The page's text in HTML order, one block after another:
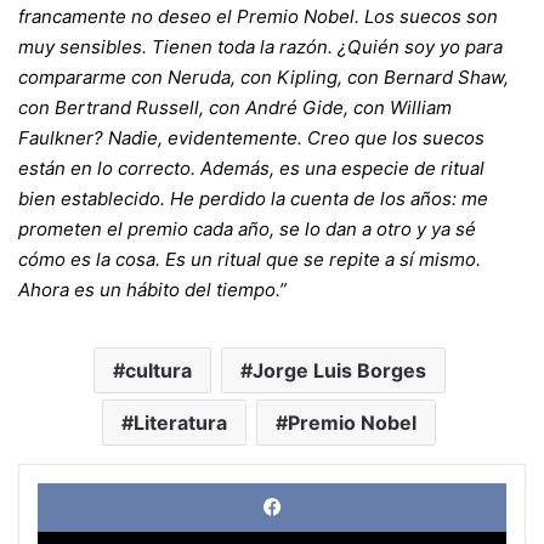
francamente no deseo el Premio Nobel. Los suecos son
muy sensibles. Tienen toda la razón. ¿Quién soy yo para
compararme con Neruda, con Kipling, con Bernard Shaw,
con Bertrand Russell, con André Gide, con William
Faulkner? Nadie, evidentemente. Creo que los suecos
están en lo correcto. Además, es una especie de ritual
bien establecido. He perdido la cuenta de los años: me
prometen el premio cada año, se lo dan a otro y ya sé
cómo es la cosa. Es un ritual que se repite a sí mismo.
Ahora es un hábito del tiempo.”
cultura Jorge Luis Borges
Literatura Premio Nobel
X